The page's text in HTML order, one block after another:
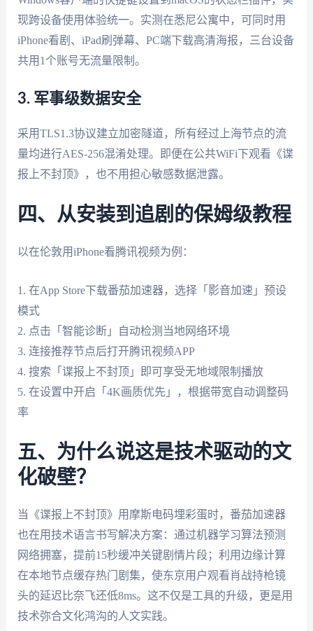
现跨设备使用体验统一。实测在悉尼公寓中，可同时用
iPhone看剧、iPad刷弹幕、PC端下载高清海报，三台设备
共用1个账号无流量限制。
3. 军事级数据安全
采用TLS1.3协议建立加密隧道，所有经过上海节点的流
量均进行AES-256混淆处理。即便在公共WiFi下观看《谍
报上不封顶》，也不用担心敏感数据泄露。
四、从安装到追剧的保姆级教程
以在伦敦用iPhone看腾讯视频为例：
1. 在App Store下载番茄加速器，选择「影音加速」预设
模式
2. 点击「智能诊断」自动检测当地网络环境
3. 连接推荐节点后打开腾讯视频APP
4. 搜索「谍报上不封顶」即可享受无地域限制播放
5. 在设置中开启「4K画质优先」，根据带宽自动调整码
率
五、为什么说这是技术驱动的文
化破壁？
当《谍报上不封顶》用摩斯电码埋彩蛋时，番茄加速器
也在用技术语言书写解决方案：通过机器学习算法预测
网络拥塞，提前15秒缓冲关键剧情片段；利用边缘计算
在本地节点缓存热门剧集，使东京用户观看肖战持枪镜
头的延迟比奈飞还低8ms。这不仅是工具的升级，更是用
技术弥合文化鸿沟的人文实践。